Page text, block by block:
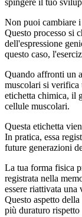
spingere il tuo
Non puoi cambiare
Questo processo si
dell'espressione
questo caso,
Quando affronti un
muscolari si verifica
etichetta chimica, il
cellule muscolari.
Questa etichetta
In pratica, essa
future generazioni
La tua forma fisica
registrata nella
essere riattivata
Questo aspetto
più duraturo